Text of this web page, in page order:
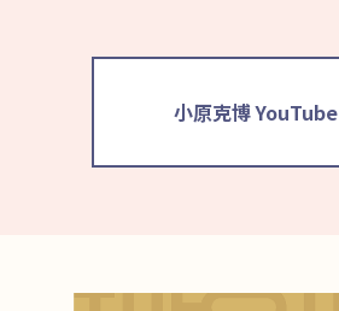
小原克博 YouTube